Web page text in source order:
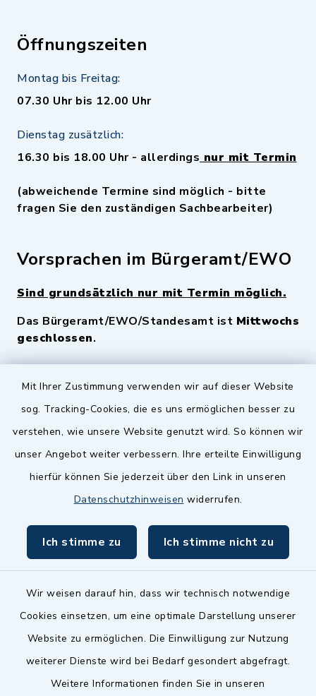
Mit Ihrer Zustimmung verwenden wir auf dieser Website
sog. Tracking-Cookies, die es uns ermöglichen besser zu
verstehen, wie unsere Website genutzt wird. So können wir
unser Angebot weiter verbessern. Ihre erteilte Einwilligung
hierfür können Sie jederzeit über den Link in unseren
Datenschutzhinweisen widerrufen.
Ich stimme zu Ich stimme nicht zu
Wir weisen darauf hin, dass wir technisch notwendige
Cookies einsetzen, um eine optimale Darstellung unserer
Website zu ermöglichen. Die Einwilligung zur Nutzung
weiterer Dienste wird bei Bedarf gesondert abgefragt.
Weitere Informationen finden Sie in unseren
Öffnungszeiten
Montag bis Freitag:
07.30 Uhr bis 12.00 Uhr
Dienstag zusätzlich:
16.30 bis 18.00 Uhr - allerdings nur mit Termin
(abweichende Termine sind möglich - bitte
fragen Sie den zuständigen Sachbearbeiter)
Vorsprachen im Bürgeramt/EWO
Sind grundsätzlich nur mit Termin möglich.
Das Bürgeramt/EWO/Standesamt ist Mittwochs
geschlossen.
Quicklinks
Zenngrund Allianz
Dillenberggruppe
inixmedia GmbH
Barrierefreiheit